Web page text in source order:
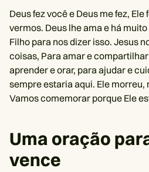
Deus fez você e Deus me fez,
vermos. Deus lhe ama e há
Filho para nos dizer isso. Jesus
coisas, Para amar e
aprender e orar, para ajudar e
sempre estaria aqui. Ele morreu,
Vamos comemorar porque Ele
Uma oração
vence